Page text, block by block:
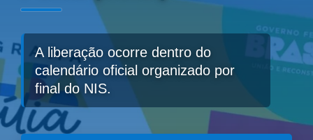
A liberação ocorre dentro do
calendário oficial organizado por
final do NIS.